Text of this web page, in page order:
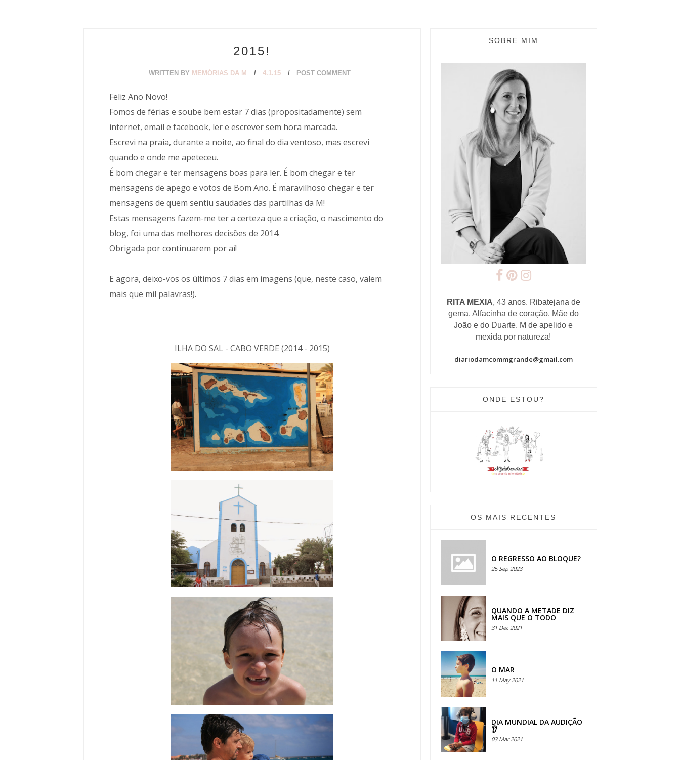
2015!
WRITTEN BY MEMÓRIAS DA M 4.1.15 POST COMMENT
Feliz Ano Novo!
Fomos de férias e soube bem estar 7 dias (propositadamente) sem
internet, email e facebook, ler e escrever sem hora marcada.
Escrevi na praia, durante a noite, ao final do dia ventoso, mas escrevi
quando e onde me apeteceu.
É bom chegar e ter mensagens boas para ler. É bom chegar e ter
mensagens de apego e votos de Bom Ano. É maravilhoso chegar e ter
mensagens de quem sentiu saudades das partilhas da M!
Estas mensagens fazem-me ter a certeza que a criação, o nascimento do
blog, foi uma das melhores decisões de 2014.
Obrigada por continuarem por aí!
E agora, deixo-vos os últimos 7 dias em imagens (que, neste caso, valem
mais que mil palavras!).
ILHA DO SAL - CABO VERDE (2014 - 2015)
SOBRE MIM
RITA MEXIA, 43 anos. Ribatejana de
gema. Alfacinha de coração. Mãe do
João e do Duarte. M de apelido e
mexida por natureza!
diariodamcommgrande@gmail.com
ONDE ESTOU?
OS MAIS RECENTES
O REGRESSO AO BLOQUE?
25 Sep 2023
QUANDO A METADE DIZ
MAIS QUE O TODO
31 Dec 2021
O MAR
11 May 2021
DIA MUNDIAL DA AUDIÇÃO
👂
03 Mar 2021